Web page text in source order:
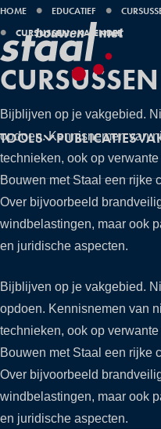
Hoofdnavigatie
TOOLS PUBLICATIES
KRUIMELPAD
HOME EDUCATIEF
CURSUSSEN - KALENDER
Bijblijven op je vakgebied.
opdoen. Kennisnemen van
technieken, ook op
Bouwen met Staal een rijke
Over bijvoorbeeld
windbelastingen, maar ook
en juridische aspecten.
Bijblijven op je vakgebied.
opdoen. Kennisnemen van
technieken, ook op
Bouwen met Staal een rijke
Over bijvoorbeeld
windbelastingen, maar ook
en juridische aspecten.